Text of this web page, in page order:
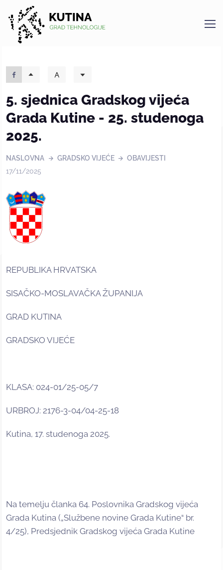
Kutina
5. sjednica Gradskog vijeća
Grada Kutine - 25. studenoga
2025.
NASLOVNA GRADSKO VIJEĆE
OBAVIJESTI
17/11/2025
REPUBLIKA HRVATSKA
SISAČKO-MOSLAVAČKA ŽUPANIJA
GRAD KUTINA
GRADSKO VIJEĆE
KLASA: 024-01/25-05/7
URBROJ: 2176-3-04/04-25-18
Kutina, 17. studenoga 2025.
Na temelju članka 64. Poslovnika Gradskog vijeća
Grada Kutina („Službene novine Grada Kutine“ br.
4/25), Predsjednik Gradskog vijeća Grada Kutine